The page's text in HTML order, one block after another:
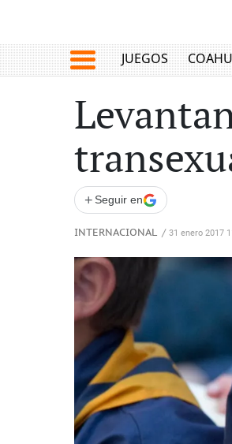
JUEGOS
+ Seguir en
INTERNACIONAL / 31 enero 2017